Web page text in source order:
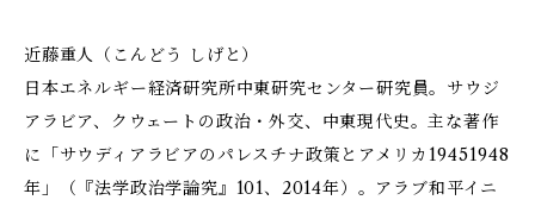
近藤重人（こんどう しげと）
日本エネルギー経済研究所中東研究センター研究員。サウジ
アラビア、クウェートの政治・外交、中東現代史。主な著作
に「サウディアラビアのパレスチナ政策とアメリカ――1945――1948
年」（『法学政治学論究』101、2014年）。アラブ和平イニ